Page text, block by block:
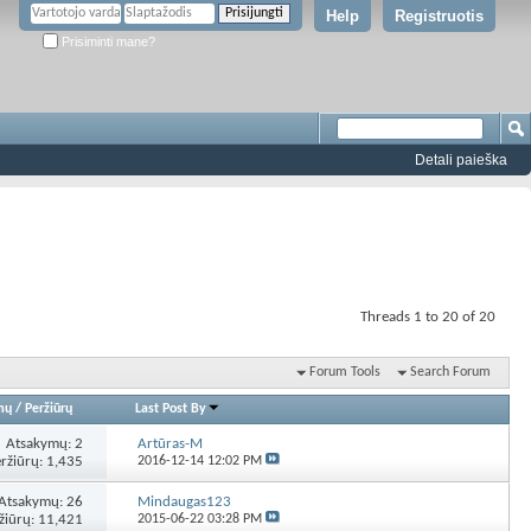
Registruotis
Help
Prisiminti mane?
Detali paieška
Threads 1 to 20 of 20
Forum Tools Search Forum
/ Peržiūrų Last Post By
Atsakymų: 2
1,435
Artūras-M
2016-12-14 12:02 PM
26
11,421
Mindaugas123
2015-06-2203:28 PM